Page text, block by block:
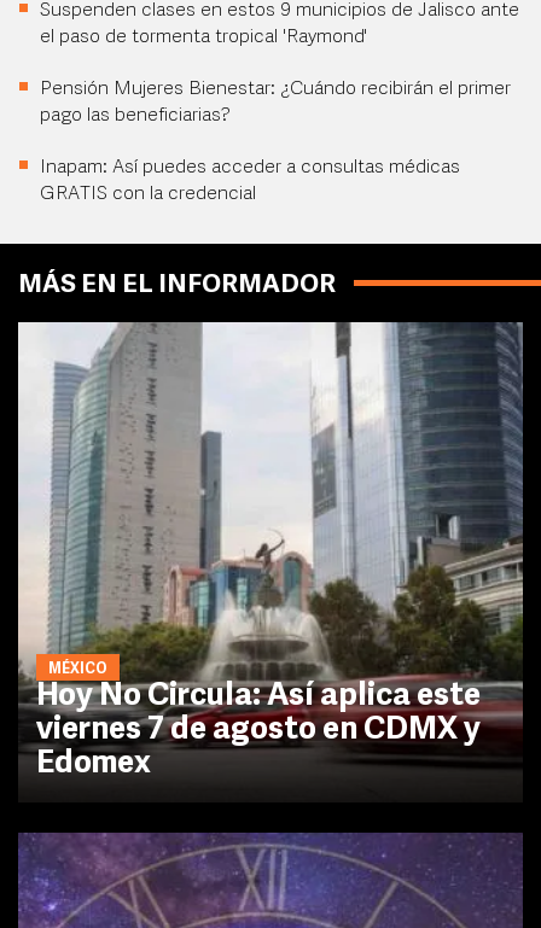
Suspenden clases en estos 9 municipios de Jalisco ante
el paso de tormenta tropical 'Raymond'
Pensión Mujeres Bienestar: ¿Cuándo recibirán el primer
pago las beneficiarias?
Inapam: Así puedes acceder a consultas médicas
GRATIS con la credencial
MÁS EN EL INFORMADOR
MÉXICO
Hoy No Circula: Así aplica este
viernes 7 de agosto en CDMX y
Edomex